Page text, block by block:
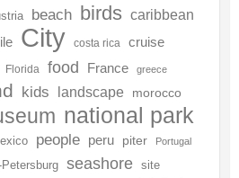
beach birds caribbean
City costa rica cruise
Florida food France greece
kids landscape morocco
national park
people peru piter Portugal
seashore
site